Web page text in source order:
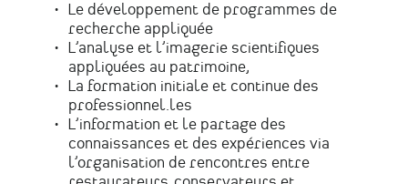
Le développement de programmes de
recherche appliquée
L’analyse et l’imagerie scientifiques
appliquées au patrimoine,
La formation initiale et continue des
professionnel.les
L’information et le partage des
connaissances et des expériences via
l’organisation de rencontres entre